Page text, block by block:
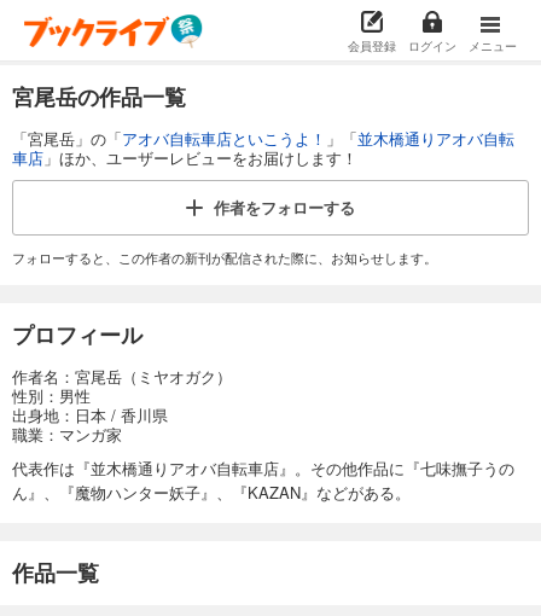
会員登録 ログイン メニュー
宮尾岳の作品一覧
「宮尾岳」の「アオバ自転車店といこうよ！ 」「並木橋通りアオバ自転
車店 」ほか、ユーザーレビューをお届けします！
作者をフォローする
フォローすると、この作者の新刊が配信された際に、お知らせします。
プロフィール
作者名：宮尾岳（ミヤオガク）
性別：男性
出身地：日本 / 香川県
職業：マンガ家
代表作は『並木橋通りアオバ自転車店』。その他作品に『七味撫子うの
ん』、『魔物ハンター妖子』、『KAZAN』などがある。
作品一覧